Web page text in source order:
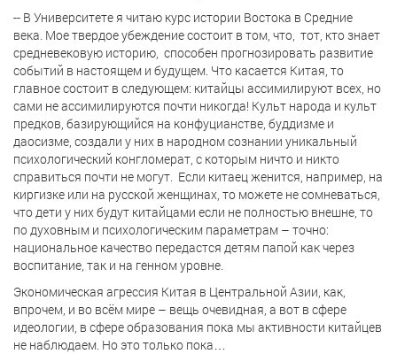
-- В Университете я читаю курс истории Востока в Средние
века. Мое твердое убеждение состоит в том, что, тот, кто знает
средневековую историю, способен прогнозировать развитие
событий в настоящем и будущем. Что касается Китая, то
главное состоит в следующем: китайцы ассимилируют всех, но
сами не ассимилируются почти никогда! Культ народа и культ
предков, базирующийся на конфуцианстве, буддизме и
даосизме, создали у них в народном сознании уникальный
психологический конгломерат, с которым ничто и никто
справиться почти не могут. Если китаец женится, например, на
киргизке или на русской женщинах, то можете не сомневаться,
что дети у них будут китайцами если не полностью внешне, то
по духовным и психологическим параметрам – точно:
национальное качество передастся детям папой как через
воспитание, так и на генном уровне.
Экономическая агрессия Китая в Центральной Азии, как,
впрочем, и во всём мире – вещь очевидная, а вот в сфере
идеологии, в сфере образования пока мы активности китайцев
не наблюдаем. Но это только пока…